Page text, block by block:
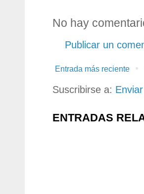
No hay
Publicar un
Entrada más reciente
Suscribirse a:
ENTRADAS